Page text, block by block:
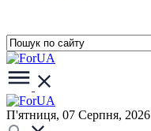
П'ятниця, 07 Серпня, 2026